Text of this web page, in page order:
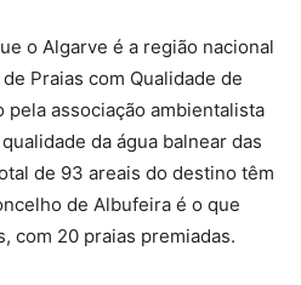
o Algarve é a região nacional
Praias com Qualidade de
pela associação ambientalista
da água balnear das
de 93 areais do destino têm
de Albufeira é o que
com 20 praias premiadas.